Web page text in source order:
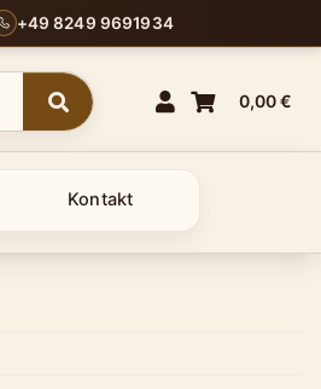
+49 8249 9691934
0,00 €
Kontakt